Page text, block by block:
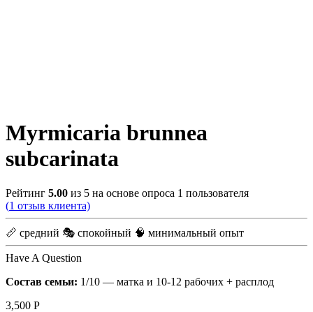
Myrmicaria brunnea
subcarinata
Рейтинг 5.00 из 5 на основе опроса 1 пользователя
(1 отзыв клиента)
📏 средний 🎭 спокойный 🧠 минимальный опыт
Have A Question
Состав семьи: 1/10 — матка и 10-12 рабочих + расплод
3,500 Р